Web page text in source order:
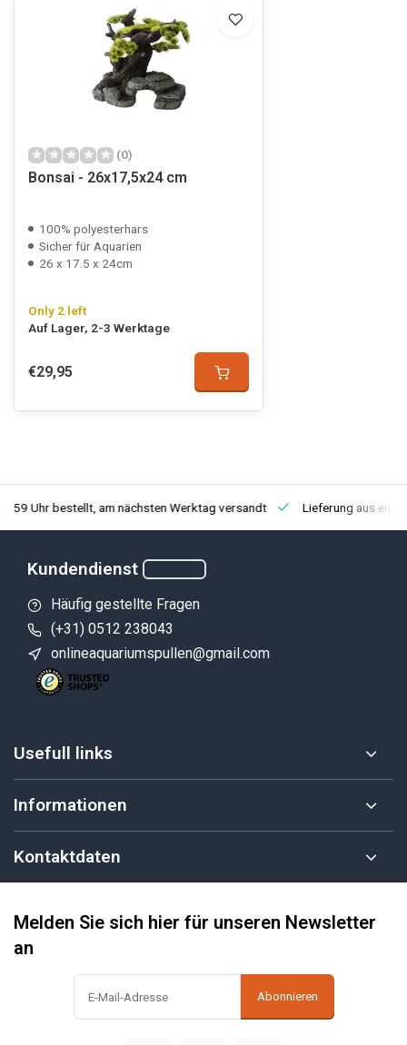
(0)
Bonsai - 26x17,5x24 cm
100% polyesterhars
Sicher für Aquarien
26 x 17.5 x 24cm
Only 2 left
Auf Lager, 2-3 Werktage
€29,95
Uhr bestellt, am nächsten Werktag versandt Lieferung aus
Kundendienst
Häufig gestellte Fragen
(+31) 0512 238043
onlineaquariumspullen@gmail.com
Usefull links
Informationen
Kontaktdaten
Melden Sie sich hier für unseren Newsletter
an
Abonnieren